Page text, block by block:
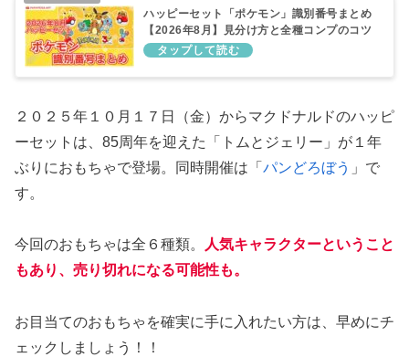
ハッピーセット「ポケモン」識別番号まとめ
【2026年8月】見分け方と全種コンプのコツ
２０２５年１０月１７日（金）からマクドナルドのハッピ
ーセットは、85周年を迎えた「トムとジェリー」が１年
ぶりにおもちゃで登場。同時開催は「 パンどろぼう 」で
す。
今回のおもちゃは全６種類。
人気キャラクターということ
もあり、売り切れになる可能性も。
お目当てのおもちゃを確実に手に入れたい方は、早めにチ
ェックしましょう！！